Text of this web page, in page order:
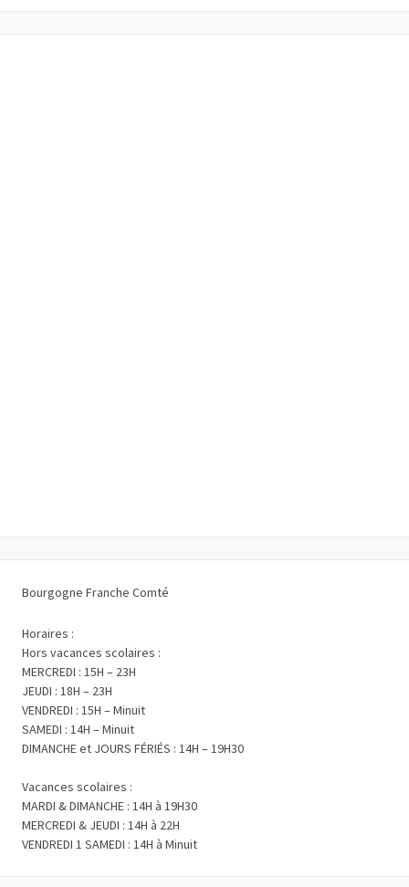
Bourgogne Franche Comté
Horaires :
Hors vacances scolaires :
MERCREDI : 15H – 23H
JEUDI : 18H – 23H
VENDREDI : 15H – Minuit
SAMEDI : 14H – Minuit
DIMANCHE et JOURS FÉRIÉS : 14H – 19H30
Vacances scolaires :
MARDI & DIMANCHE : 14H à 19H30
MERCREDI & JEUDI : 14H à 22H
VENDREDI 1 SAMEDI : 14H à Minuit